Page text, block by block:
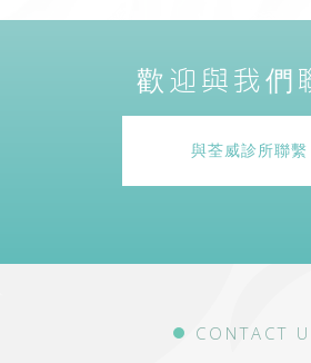
歡迎與我們
與荃威診所聯繫
CONTACT